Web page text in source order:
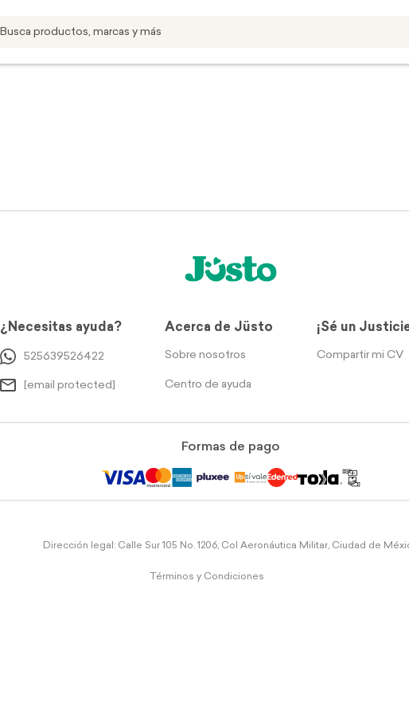
¿Necesitas ayuda?
525639526422
[email protected]
Acerca de Jüsto
Sobre nosotros
Centro de ayuda
¡Sé un
Compartir mi CV
Formas de pago
Dirección legal: Calle Sur 105 No. 1206, Col Aeronáutica Militar, Ciudad de
Términos y Condiciones